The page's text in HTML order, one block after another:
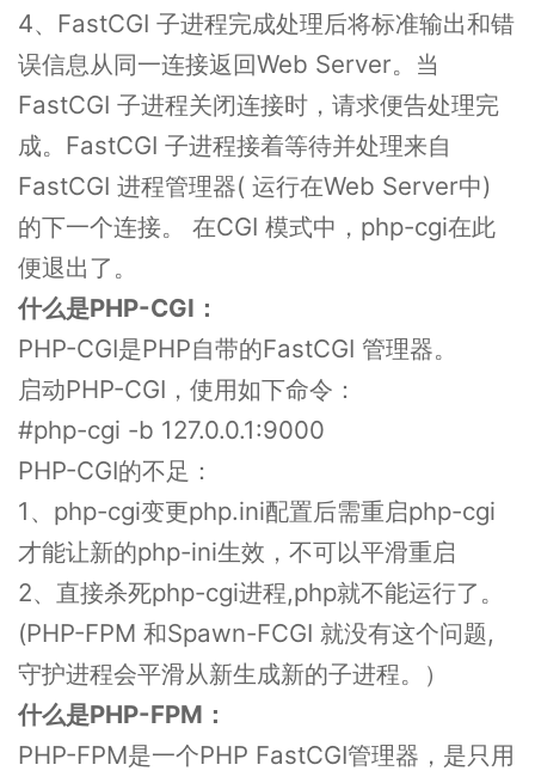
4、FastCGI 子进程完成处理后将标准输出和错
误信息从同一连接返回Web Server。当
FastCGI 子进程关闭连接时，请求便告处理完
成。FastCGI 子进程接着等待并处理来自
FastCGI 进程管理器( 运行在Web Server中)
的下一个连接。 在CGI 模式中，php-cgi在此
便退出了。
什么是PHP-CGI：
PHP-CGI是PHP自带的FastCGI 管理器。
启动PHP-CGI，使用如下命令：
#php-cgi -b 127.0.0.1:9000
PHP-CGI的不足：
1、php-cgi变更php.ini配置后需重启php-cgi
才能让新的php-ini生效，不可以平滑重启
2、直接杀死php-cgi进程,php就不能运行了。
(PHP-FPM 和Spawn-FCGI 就没有这个问题,
守护进程会平滑从新生成新的子进程。）
什么是PHP-FPM：
PHP-FPM是一个PHP FastCGI管理器，是只用